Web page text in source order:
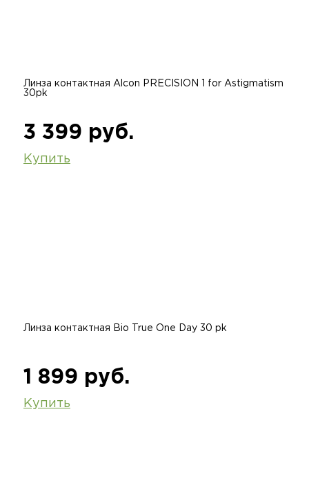
Линза контактная Alcon PRECISION 1 for Astigmatism
30pk
3 399 руб.
Купить
Линза контактная Bio True One Day 30 pk
1 899 руб.
Купить